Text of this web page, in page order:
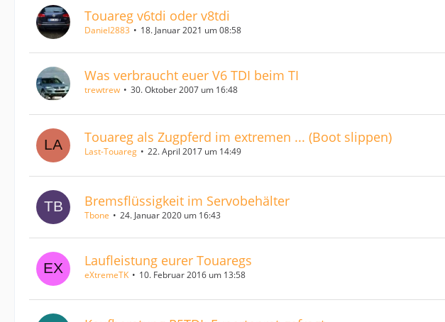
Touareg v6tdi oder v8tdi
Daniel2883 18. Januar 2021 um 08:58
Was verbraucht euer V6 TDI beim TI
trewtrew 30. Oktober 2007 um 16:48
Touareg als Zugpferd im extremen ... (Boot slippen)
Last-Touareg 22. April 2017 um 14:49
Bremsflüssigkeit im Servobehälter
Tbone 24. Januar 2020 um 16:43
Laufleistung eurer Touaregs
eXtremeTK 10. Februar 2016 um 13:58